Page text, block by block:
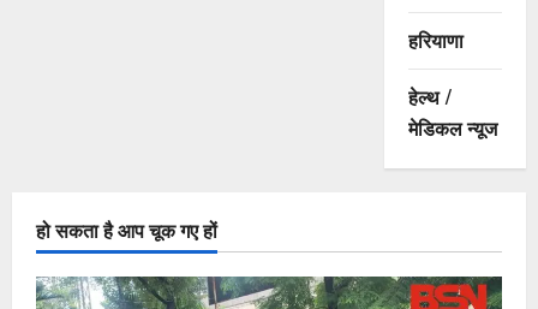
हरियाणा
हेल्थ /
मेडिकल न्यूज
हो सकता है आप चूक गए हों